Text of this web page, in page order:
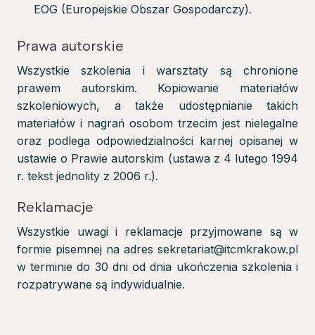
EOG (Europejskie Obszar Gospodarczy).
Prawa autorskie
Wszystkie szkolenia i warsztaty są chronione
prawem autorskim. Kopiowanie materiałów
szkoleniowych, a także udostępnianie takich
materiałów i nagrań osobom trzecim jest nielegalne
oraz podlega odpowiedzialności karnej opisanej w
ustawie o Prawie autorskim (ustawa z 4 lutego 1994
r. tekst jednolity z 2006 r.).
Reklamacje
Wszystkie uwagi i reklamacje przyjmowane są w
formie pisemnej na adres sekretariat@itcmkrakow.pl
w terminie do 30 dni od dnia ukończenia szkolenia i
rozpatrywane są indywidualnie.